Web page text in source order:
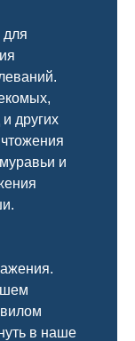
для
других
и
в наше